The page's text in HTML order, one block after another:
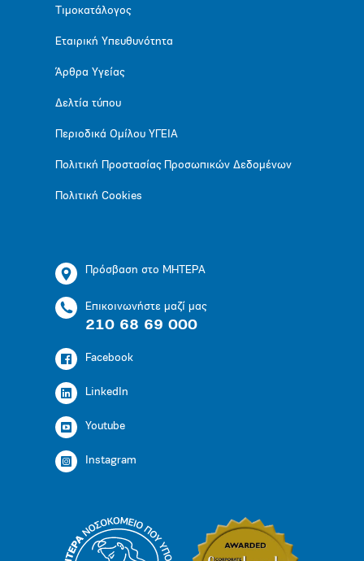
Τιμοκατάλογος
Εταιρική Υπευθυνότητα
Άρθρα Υγείας
Δελτία τύπου
Περιοδικά Ομίλου ΥΓΕΙΑ
Πολιτική Προστασίας Προσωπικών Δεδομένων
Πολιτική Cookies
Πρόσβαση στο ΜΗΤΕΡΑ
Επικοινωνήστε μαζί μας
210 68 69 000
Facebook
LinkedIn
Youtube
Instagram